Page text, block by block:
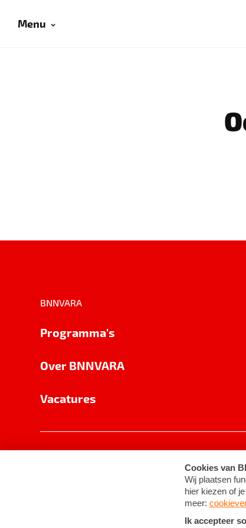
Menu
BNNVARA
Programma's
Over BNNVARA
Vacatures
Cookie-instellingen